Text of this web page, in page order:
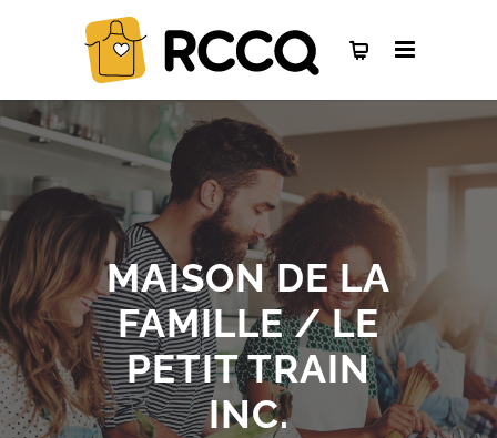
MAISON DE LA
FAMILLE / LE
PETIT TRAIN
INC.